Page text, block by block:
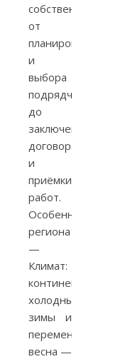
собственников:
от
планирования
и
выбора
подрядчика
до
заключения
договора
и
приёмки
работ.
Особенности
региона
—
Климат:
континентальный,
холодные
зимы и
переменчивая
весна —